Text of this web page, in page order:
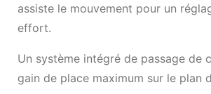
assiste le mouvement pour un
effort.
Un système intégré de passage de
gain de place maximum sur le plan